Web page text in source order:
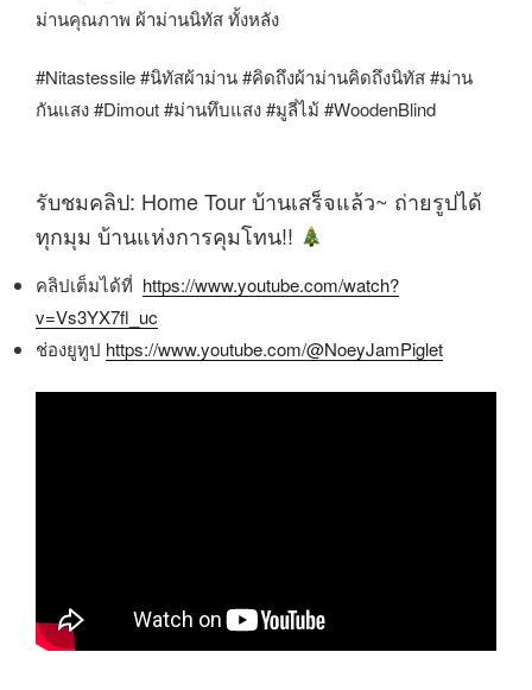
ม่านคุณภาพ ผ้าม่านนิทัส ทั้งหลัง
#Nitastessile #นิทัสผ้าม่าน #คิดถึงผ้าม่านคิดถึงนิทัส #ม่าน
กันแสง #Dimout #ม่านทึบแสง #มูลี่ไม้ #WoodenBlind
รับชมคลิป: Home Tour บ้านเสร็จแล้ว~ ถ่ายรูปได้
ทุกมุม บ้านแห่งการคุมโทน!!
คลิปเต็มได้ที่ https://www.youtube.com/watch?
v=Vs3YX7fl_uc
ช่องยูทูป https://www.youtube.com/@NoeyJamPiglet